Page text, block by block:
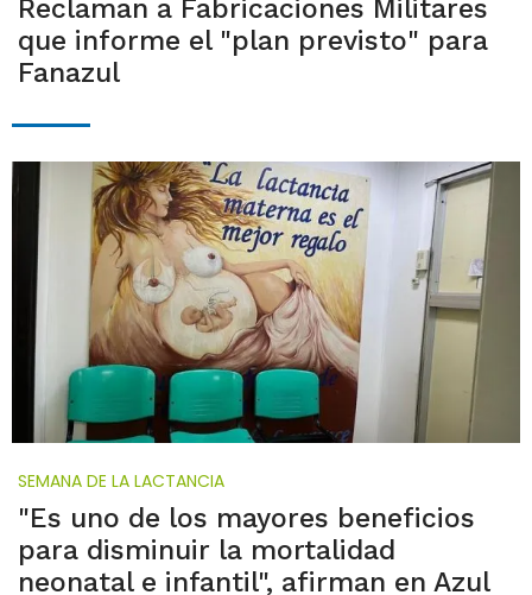
Reclaman a Fabricaciones Militares
que informe el "plan previsto" para
Fanazul
SEMANA DE LA LACTANCIA
"Es uno de los mayores beneficios
para disminuir la mortalidad
neonatal e infantil", afirman en Azul